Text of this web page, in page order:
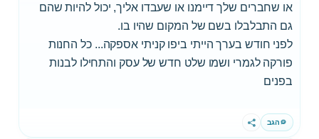
או שחברים שלך דיימנו או שעבדו אליך, יכול להיות שהם
גם התבלבלו בשם של המקום שהיו בו.
לפני חודש בערך הייתי ביפו קניתי אספקה... כל החנות
פורקה לגמרי ושמו שלט חדש של עסק והתחילו לבנות
בפנים
הגב שתף